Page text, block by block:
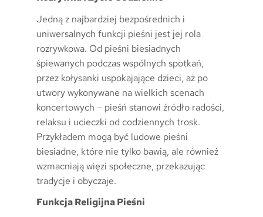
Jedną z najbardziej bezpośrednich i
uniwersalnych funkcji pieśni jest jej rola
rozrywkowa. Od pieśni biesiadnych
śpiewanych podczas wspólnych spotkań,
przez kołysanki uspokajające dzieci, aż po
utwory wykonywane na wielkich scenach
koncertowych – pieśń stanowi źródło radości,
relaksu i ucieczki od codziennych trosk.
Przykładem mogą być ludowe pieśni
biesiadne, które nie tylko bawią, ale również
wzmacniają więzi społeczne, przekazując
tradycje i obyczaje.
Funkcja Religijna Pieśni